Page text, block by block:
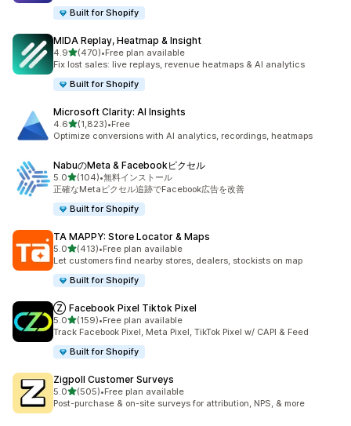
Built for Shopify
MIDA Replay, Heatmap & Insight
4.95つ星中
(470)
合計レビュー数：470件
•Free plan available
Fix lost sales: live replays, revenue heatmaps & AI analytics
Built for Shopify
Microsoft Clarity: AI Insights
4.65つ星中
(1,823)
合計レビュー数：1823件
•Free
Optimize conversions with AI analytics, recordings, heatmaps
NabuのMeta & Facebookピクセル
5.05つ星中
(104)
合計レビュー数：104件
•無料インストール
正確なMetaピクセル追跡でFacebook広告を改善
Built for Shopify
TA MAPPY: Store Locator & Maps
5.05つ星中
(413)
合計レビュー数：413件
•Free plan available
Let customers find nearby stores, dealers, stockists on map
Built for Shopify
Ⓩ Facebook Pixel Tiktok Pixel
5.05つ星中
(159)
合計レビュー数：159件
•Free plan available
Track Facebook Pixel, Meta Pixel, TikTok Pixel w/ CAPI & Feed
Built for Shopify
Zigpoll Customer Surveys
5.05つ星中
(505)
合計レビュー数：505件
•Free plan available
Post-purchase & on-site surveys for attribution, NPS, & more